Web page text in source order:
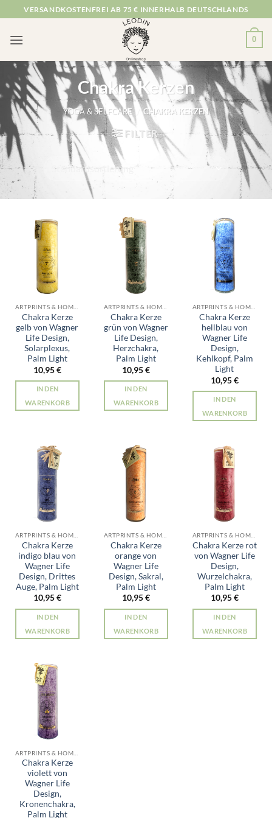
Inhalt
springen
VERSANDKOSTENFREI AB 75 € INNERHALB DEUTSCHLANDS
0
Chakra Kerzen
YOGA & SELFCARE CHAKRA KERZEN
FILTER
ARTPRINTS & HOME ALLE PRODUKTE
Chakra Kerze
gelb von Wagner
Life Design,
Solarplexus,
Palm Light
10,95€
IN DEN
WARENKORB
ARTPRINTS & HOME ALLE PRODUKTE
Chakra Kerze
grün von Wagner
Life Design,
Herzchakra,
Palm Light
10,95€
IN DEN
WARENKORB
ARTPRINTS & HOME ALLE PRODUKTE
Chakra Kerze
hellblau von
Wagner Life
Design,
Kehlkopf, Palm
Light
10,95€
IN DEN
WARENKORB
Chakra Kerze
indigo blau von
Wagner Life
Design, Drittes
Auge, Palm Light
10,95€
IN DEN
WARENKORB
Chakra Kerze
orange von
Wagner Life
Design, Sakral,
Palm Light
10,95€
IN DEN
WARENKORB
Chakra Kerze rot
von Wagner Life
Design,
Wurzelchakra,
Palm Light
10,95€
IN DEN
WARENKORB
Chakra Kerze
violett von
Wagner Life
Design,
Kronenchakra,
Palm Light